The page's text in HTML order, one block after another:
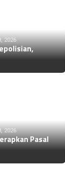
2026
2026
Pasal